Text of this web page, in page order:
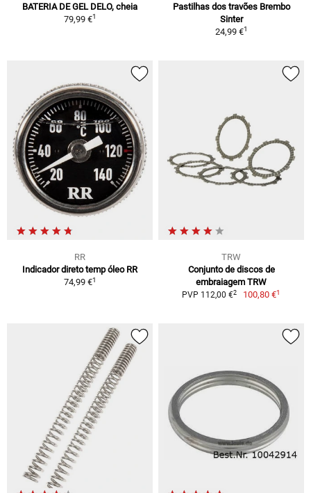
BATERIA DE GEL DELO, cheia
79,99 €1
Pastilhas dos travões Brembo
Sinter
24,99 €1
RR
Indicador direto temp óleo RR
74,99 €1
TRW
Conjunto de discos de
embraiagem TRW
PVP 112,00 €2 100,80 €1